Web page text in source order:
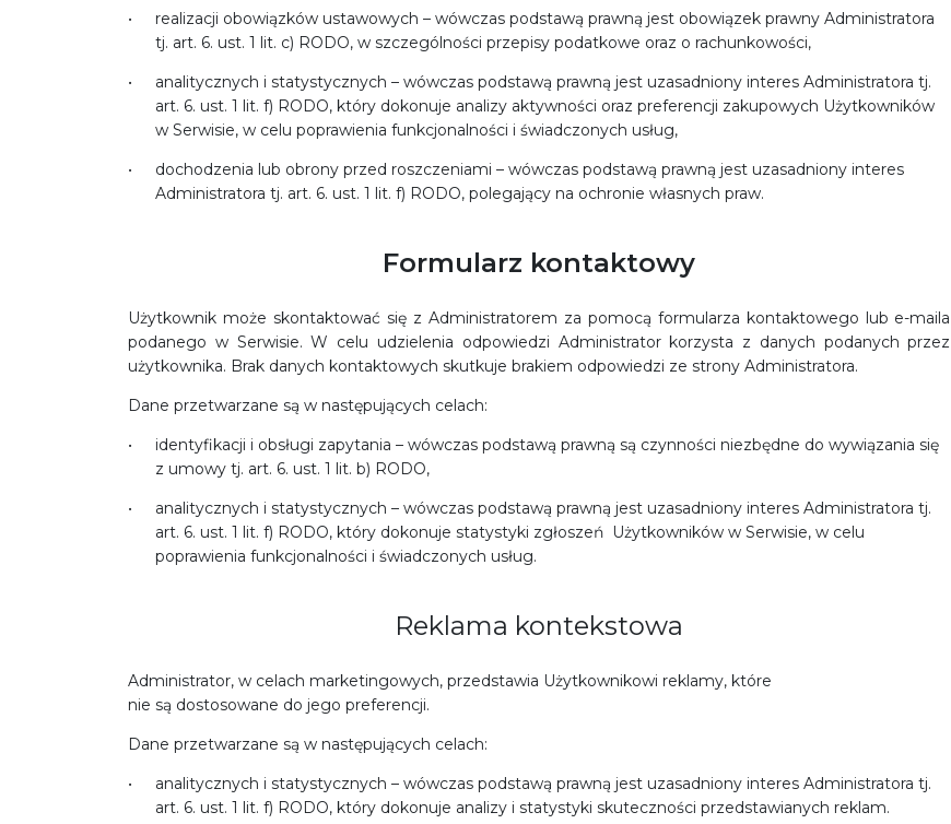
realizacji obowiązków ustawowych – wówczas podstawą prawną jest obowiązek prawny Administratora
tj. art. 6. ust. 1 lit. c) RODO, w szczególności przepisy podatkowe oraz o rachunkowości,
analitycznych i statystycznych – wówczas podstawą prawną jest uzasadniony interes Administratora tj.
art. 6. ust. 1 lit. f) RODO, który dokonuje analizy aktywności oraz preferencji zakupowych Użytkowników
w Serwisie, w celu poprawienia funkcjonalności i świadczonych usług,
dochodzenia lub obrony przed roszczeniami – wówczas podstawą prawną jest uzasadniony interes
Administratora tj. art. 6. ust. 1 lit. f) RODO, polegający na ochronie własnych praw.
Formularz kontaktowy
Użytkownik może skontaktować się z Administratorem za pomocą formularza kontaktowego lub e-maila
podanego w Serwisie. W celu udzielenia odpowiedzi Administrator korzysta z danych podanych przez
użytkownika. Brak danych kontaktowych skutkuje brakiem odpowiedzi ze strony Administratora.
Dane przetwarzane są w następujących celach:
identyfikacji i obsługi zapytania – wówczas podstawą prawną są czynności niezbędne do wywiązania się
z umowy tj. art. 6. ust. 1 lit. b) RODO,
analitycznych i statystycznych – wówczas podstawą prawną jest uzasadniony interes Administratora tj.
art. 6. ust. 1 lit. f) RODO, który dokonuje statystyki zgłoszeń Użytkowników w Serwisie, w celu
poprawienia funkcjonalności i świadczonych usług.
Reklama kontekstowa
Administrator, w celach marketingowych, przedstawia Użytkownikowi reklamy, które
nie są dostosowane do jego preferencji.
Dane przetwarzane są w następujących celach:
analitycznych i statystycznych – wówczas podstawą prawną jest uzasadniony interes Administratora tj.
art. 6. ust. 1 lit. f) RODO, który dokonuje analizy i statystyki skuteczności przedstawianych reklam.